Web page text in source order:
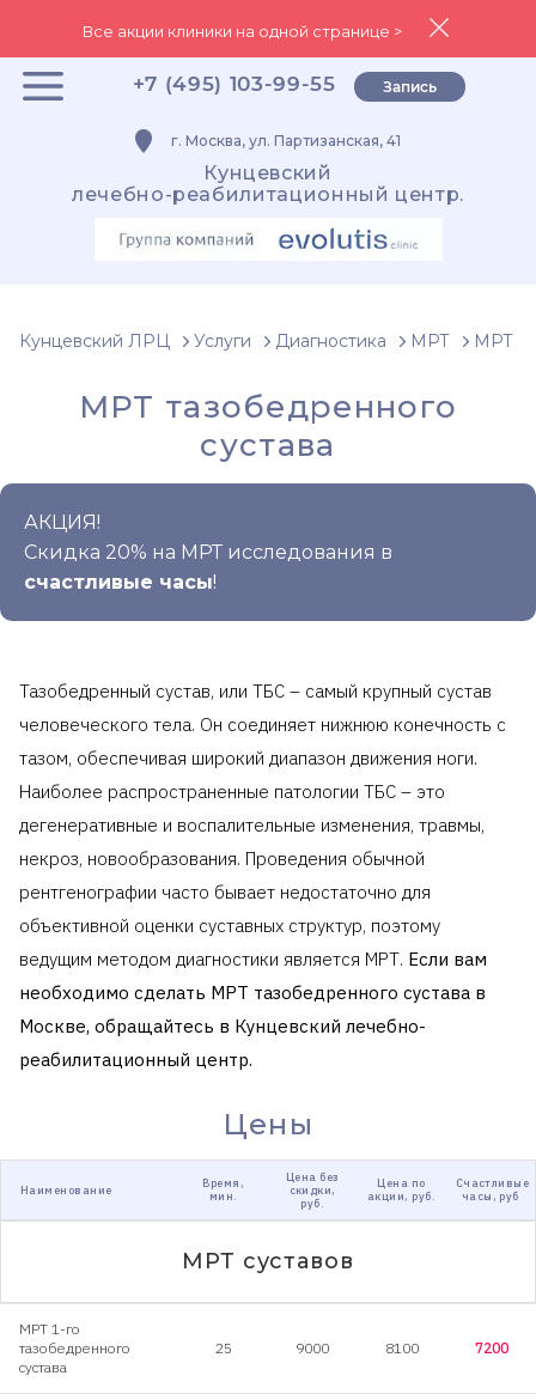
Все акции клиники на одной странице >
+7 (495) 103-99-55 Запись
г. Москва, ул. Партизанская, 41
Кунцевский
лечебно-реабилитационный центр.
Кунцевский ЛРЦ Услуги Диагностика МРТ МРТ
МРТ тазобедренного
сустава
АКЦИЯ!
Скидка 20% на МРТ исследования в
счастливые часы!
Тазобедренный сустав, или ТБС – самый крупный сустав
человеческого тела. Он соединяет нижнюю конечность с
тазом, обеспечивая широкий диапазон движения ноги.
Наиболее распространенные патологии ТБС – это
дегенеративные и воспалительные изменения, травмы,
некроз, новообразования. Проведения обычной
рентгенографии часто бывает недостаточно для
объективной оценки суставных структур, поэтому
ведущим методом диагностики является МРТ. Если вам
необходимо сделать МРТ тазобедренного сустава в
Москве, обращайтесь в Кунцевский лечебно-
реабилитационный центр.
Цены
Наименование
Время,
мин.
Цена без
скидки,
руб.
Цена по
акции, руб.
Счастливые
часы, руб
МРТ суставов
МРТ 1-го
тазобедренного
сустава
25 9000 8100 7200